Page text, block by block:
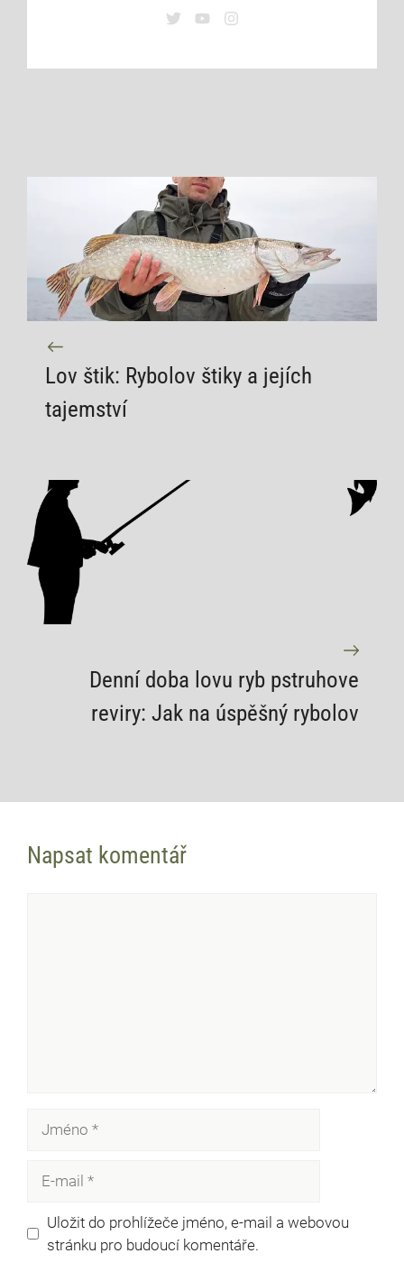
Lov štik: Rybolov štiky a jejích
tajemství
Denní doba lovu ryb pstruhove
reviry: Jak na úspěšný rybolov
Napsat komentář
mail
Uložit do prohlížeče jméno, e-mail a webovou
stránku pro budoucí komentáře.